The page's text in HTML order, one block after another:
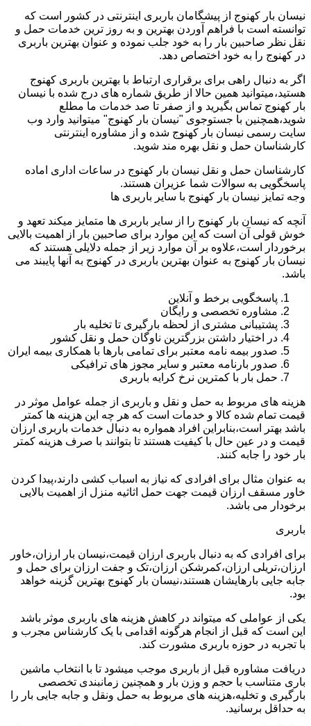
نیسان بار کهنوج از پیشگامان باربری اینترنتی در کشور است که
توانسته است با فراهم آوردن بهترین و به روز ترین خدمات حمل و
نقل نظر صاحبین بار را به خود جلب نموده و عنوان بهترین باربری
در کهنوج را به خود اختصاص دهد.
اگر به دنبال راهی برای برقراری ارتباط با بهترین باربری کهنوج
هستید،میتوانید همین حالا از طریق شماره های درج شده با نیسان
بار کهنوج تماس بگیرید و از صفر تا صد خدمات ما مطلع
شوید،همچنین با جستوجوی "نیسان بار کهنوج" میتوانید وارد وب
سایت رسمی نیسان بار کهنوج شده و از مشاوره اینترنتی
کارشناسان حمل و نقل بهره مند شوید.
کارشناسان حمل و نقل نیسان بار کهنوج در ساعات اداری اماده
پاسخگویی به سوالات شما عزیران هستند.
وجه تمایز نیسان بار کهنوج با سایر باربری ها
آنچه که نیسان بار کهنوج را از سایر باربری ها متمایز میکند تعهد و
خوش قولی آن است که این موارد برای صاحبین بار از اهمیت بالایی
برخوردار است،علاوه بر آن موارد زیر از جمله دلایلی هستند که
نیسان بار کهنوج به عنوان بهترین باربری در کهنوج به آنها پایبند می
باشد.
پاسخگویی برخط و آنلاین
مشاوره تخصصی و رایگان
پشتیبانی مشتری از لحظه بارگیری تا تخلیه بار
در اختیار داشتن بزرگترین ناوگان حمل و نقل کشور
صدور بیمه نامه معتبر برای تمامی بارها با همکاری بیمه ایران
صدور بارنامه معتبر و سایر مجوز های ترافیکی
حمل بار با کمترین نرخ کرایه باربری
هزینه های مربوط به حمل و نقل و باربری از جمله عوامل موثر در
قیمت تمام شده کالا و خدمات است که هر چه این هزینه ها کمتر
باشد بهتر است،بنابراین افراد همواره به دنبال خدمات باربری ارزان
قیمت و در عین حال با کیفیت هستند تا بتوانند با صرف هزینه کمتر
بار خود را جابه کنند.
به عنوان مثال برای افرادی که نیاز به اسباب کشی دارند،پیدا کردن
خاور مسقف ارزان قیمت جهت حمل اثاثیه منزل از اهمیت بالایی
برخودار می باشد.
باربری
برای افرادی که به دنبال باربری ارزان قیمت،نیسان بار ارزان،خاور
ارزان،تریلی ارزان،کمرشکن ارزان،تک و جفت ارزان برای حمل و
جابه جایی بارهایشان هستند،نیسان بار کهنوج بهترین گزینه خواهد
بود.
یکی از عواملی که میتواند در کاهش هزینه های باربری موثر باشد
این است که قبل از انجام هرگونه اقدامی با یک کارشناس مجرب و
با تجربه در حوزه باربری مشورت کند.
دریافت مشاوره قبل از باربری موجب میشود تا با انتخاب ماشین
باری متناسب با حجم و وزن بار و همچنین زمانبندی تخصصی
بارگیری و تخلیه،هزینه های مربوط به حمل ونقل و جابه جایی بار را
به حداقل برسانید.